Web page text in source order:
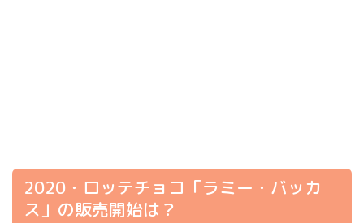
2020・ロッテチョコ「ラミー・バッカ
ス」の販売開始は？